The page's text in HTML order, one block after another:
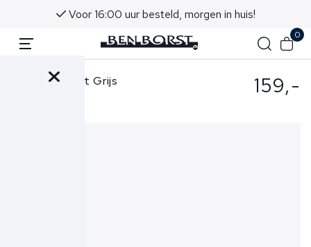
Voor 16:00 uur besteld, morgen in huis!
0
Aurélien Short Grijs 159,-